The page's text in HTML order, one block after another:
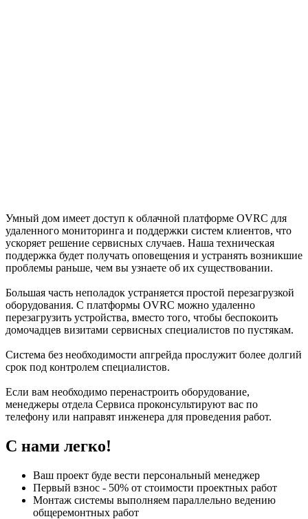
Умный дом имеет доступ к облачной платформе OVRC для
удаленного мониторинга и поддержки систем клиентов, что
ускоряет решение сервисных случаев. Наша техническая
поддержка будет получать оповещения и устранять возникшие
проблемы раньше, чем вы узнаете об их существовании.
Большая часть неполадок устраняется простой перезагрузкой
оборудования. С платформы OVRC можно удаленно
перезагрузить устройства, вместо того, чтобы беспокоить
домочадцев визитами сервисных специалистов по пустякам.
Система без необходимости апгрейда прослужит более долгий
срок под контролем специалистов.
Если вам необходимо перенастроить оборудование,
менеджеры отдела Сервиса проконсультируют вас по
телефону или направят инженера для проведения работ.
С нами легко!
Ваш проект буде вести персональный менеджер
Первый взнос - 50% от стоимости проектных работ
Монтаж системы выполняем параллельно ведению
общеремонтных работ